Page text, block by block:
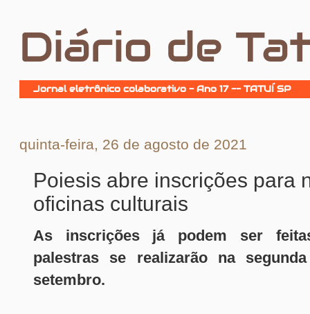
Diário de
Jornal eletrônico colaborativo - Ano 17 -- TATUÍ SP
quinta-feira, 26 de agosto de 2021
Poiesis abre inscrições para
oficinas culturais
As inscrições já podem ser
palestras se realizarão na
setembro.